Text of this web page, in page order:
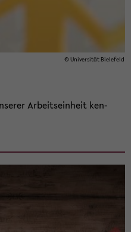
© Uni­ver­si­tät Bie­le­feld
Ar­beits­ein­heit ken­